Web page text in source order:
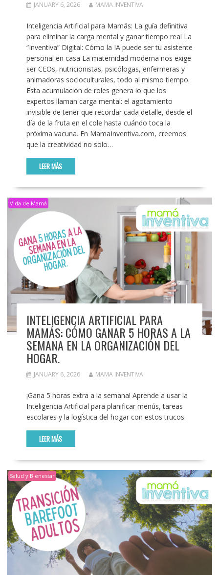
JANUARY 6, 2026 MAMA INVENTIVA
Inteligencia Artificial para Mamás: La guía definitiva
para eliminar la carga mental y ganar tiempo real La
“Inventiva” Digital: Cómo la IA puede ser tu asistente
personal en casa La maternidad moderna nos exige
ser CEOs, nutricionistas, psicólogas, enfermeras y
animadoras socioculturales, todo al mismo tiempo.
Esta acumulación de roles genera lo que los
expertos llaman carga mental: el agotamiento
invisible de tener que recordar cada detalle, desde el
día de la fruta en el cole hasta cuándo toca la
próxima vacuna. En MamaInventiva.com, creemos
que la creatividad no solo…
LEER MÁS
Vida de Mamá
INTELIGENCIA ARTIFICIAL PARA
MAMÁS: CÓMO GANAR 5 HORAS A LA
SEMANA EN LA ORGANIZACIÓN DEL
HOGAR.
JANUARY 6, 2026 MAMA INVENTIVA
¡Gana 5 horas extra a la semana! Aprende a usar la
Inteligencia Artificial para planificar menús, tareas
escolares y la logística del hogar con estos trucos.
LEER MÁS
Salud y Bienestar